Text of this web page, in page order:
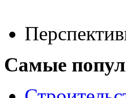
Самые